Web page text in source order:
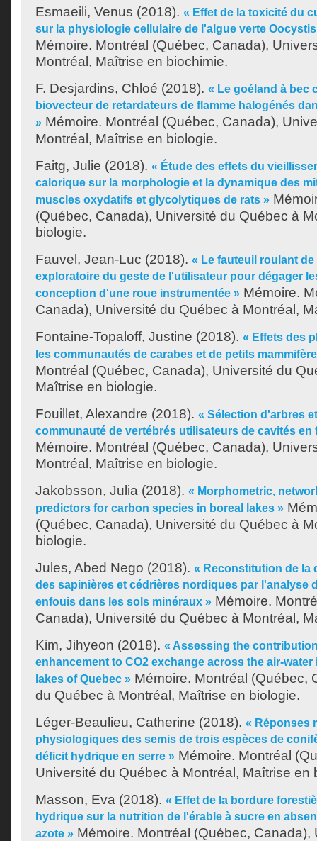
Esmaeili, Venus (2018). « Effet de la toxicité du
sur la physiologie cellulaire de l'algue verte
Mémoire. Montréal (Québec, Canada),
Montréal, Maîtrise en biochimie.
F. Desjardins, Chloé (2018). « Le goéland à bec
biovecteur de retardateurs de flamme halogénés
» Mémoire. Montréal (Québec, Canada),
Montréal, Maîtrise en biologie.
Faitg, Julie (2018). « Étude des effets du
calorique sur la morphologie et la dynamique des
muscles oxydatifs et glycolytiques de rats »
(Québec, Canada), Université du Québec à
biologie.
Fauvel, Jean-Luc (2018). « Le fauteuil roulant
exploratoire du geste de l'utilisateur pour dégager
conception d'une roue instrumentée » Mémoire.
Canada), Université du Québec à Montréal,
Fontaine-Topaloff, Justine (2018). « Effets des
les communautés de carabes et de petits
Montréal (Québec, Canada), Université du
Maîtrise en biologie.
Fouillet, Alexandre (2018). « Sélection d'arbres
communauté de vertébrés utilisateurs de cavités en
Mémoire. Montréal (Québec, Canada),
Montréal, Maîtrise en biologie.
Jakobsson, Julia (2018). « Morphometric,
predictors for carbon species in boreal lakes »
(Québec, Canada), Université du Québec à
biologie.
Jules, Abed Nego (2018). « Reconstitution de la
des sapinières et cédrières nordiques par l'analyse
enfouis dans les sols minéraux » Mémoire.
Canada), Université du Québec à Montréal,
Kim, Jihyeon (2018). « Assessing the
enhancement to CO2 exchange across the air-
lakes of Quebec » Mémoire. Montréal (Québec,
du Québec à Montréal, Maîtrise en biologie.
Léger-Beaulieu, Catherine (2018). « Réponses
physiologiques des semis de trois espèces de
déficit hydrique en serre » Mémoire. Montréal
Université du Québec à Montréal, Maîtrise en
Masson, Eva (2018). « Effet de la bordure
hydrique sur la nutrition de l'érable à sucre en
azote » Mémoire. Montréal (Québec, Canada),